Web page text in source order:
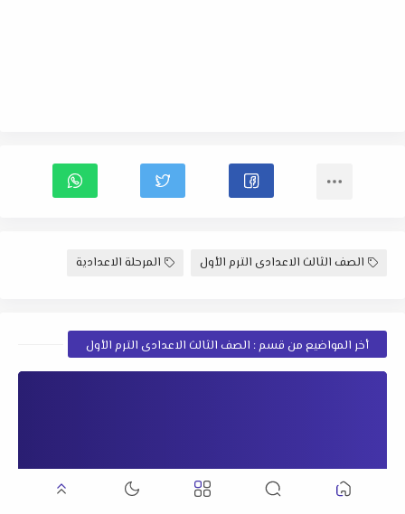
الصف الثالث الاعدادى الترم الأول المرحلة الاعدادية
أخر المواضيع من قسم : الصف الثالث الاعدادى الترم الأول